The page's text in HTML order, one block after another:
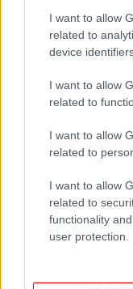
I want to allow
related to
device
I want to allow
related to
I want to allow
related to
I want to allow
related to
functionality
user protection.
Αυτή την
Δημοκρατίας -Οι
Βενιζέλο
βροχές -Κλειστά
Σαν
νεκροί -«Θα
ξαναφτιάξουν τα